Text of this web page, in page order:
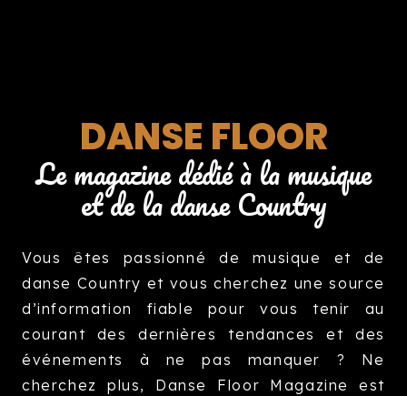
DANSE FLOOR
Le magazine dédié à la musique
et de la danse Country
Vous êtes passionné de musique et de
danse Country et vous cherchez une source
d’information fiable pour vous tenir au
courant des dernières tendances et des
événements à ne pas manquer ? Ne
cherchez plus, Danse Floor Magazine est